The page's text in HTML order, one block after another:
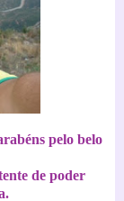
pelo belo
de poder